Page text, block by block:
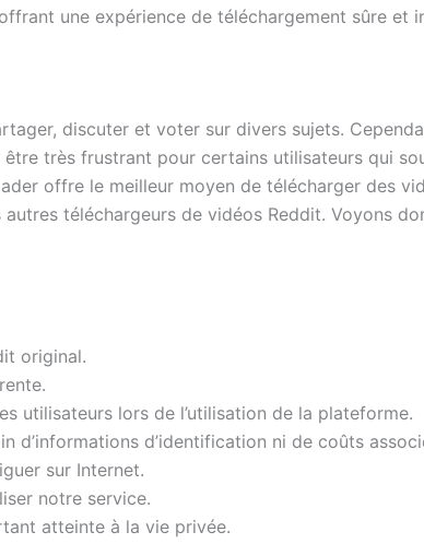
une expérience de téléchargement sûre et
discuter et voter sur divers sujets.
très frustrant pour certains utilisateurs qui
offre le meilleur moyen de télécharger des
téléchargeurs de vidéos Reddit. Voyons
original.
utilisateurs lors de l’utilisation de la plateforme.
d’identification ni de coûts
sur Internet.
notre service.
atteinte à la vie privée.